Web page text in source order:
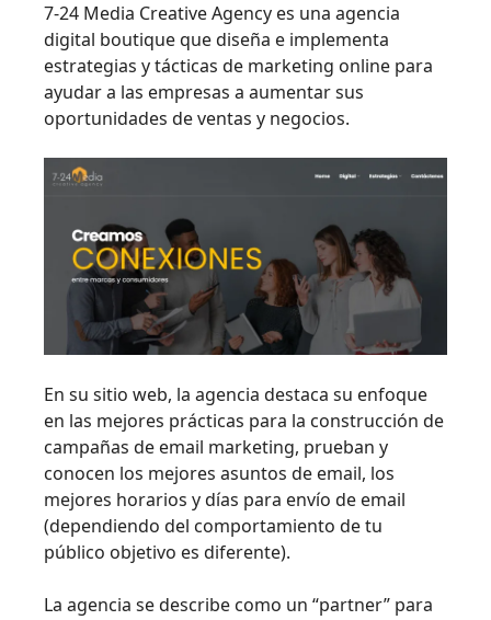
7-24 Media Creative Agency es una agencia
digital boutique que diseña e implementa
estrategias y tácticas de marketing online para
ayudar a las empresas a aumentar sus
oportunidades de ventas y negocios.
En su sitio web, la agencia destaca su enfoque
en las mejores prácticas para la construcción de
campañas de email marketing, prueban y
conocen los mejores asuntos de email, los
mejores horarios y días para envío de email
(dependiendo del comportamiento de tu
público objetivo es diferente).
La agencia se describe como un “partner” para